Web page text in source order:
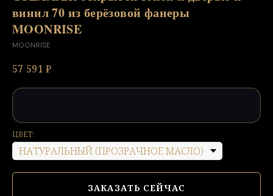
винил 70 из берёзовой фанеры
MOONRISE
MOONRISE
57 591 ₽
ЦВЕТ:
ЗАКАЗАТЬ СЕЙЧАС